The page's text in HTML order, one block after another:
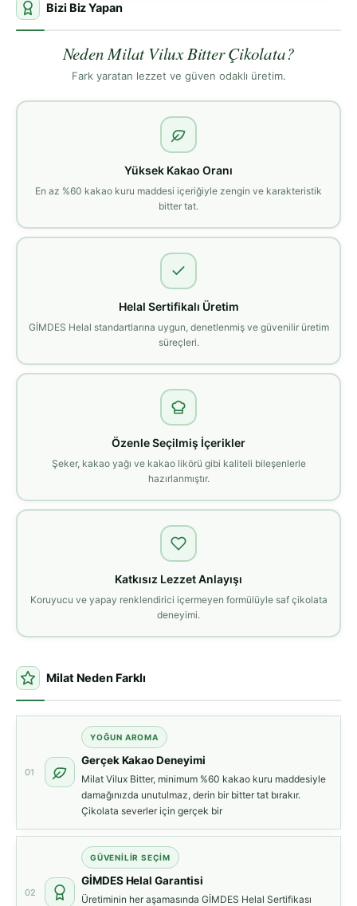
Bizi Biz Yapan
Neden Milat Vilux Bitter Çikolata?
Fark yaratan lezzet ve güven odaklı üretim.
Yüksek Kakao Oranı
En az %60 kakao kuru maddesi içeriğiyle zengin ve karakteristik
bitter tat.
Helal Sertifikalı Üretim
GİMDES Helal standartlarına uygun, denetlenmiş ve güvenilir üretim
süreçleri.
Özenle Seçilmiş İçerikler
Şeker, kakao yağı ve kakao likörü gibi kaliteli bileşenlerle
hazırlanmıştır.
Katkısız Lezzet Anlayışı
Koruyucu ve yapay renklendirici içermeyen formülüyle saf çikolata
deneyimi.
Milat Neden Farklı
01
YOĞUN AROMA
Gerçek Kakao Deneyimi
Milat Vilux Bitter, minimum %60 kakao kuru maddesiyle
damağınızda unutulmaz, derin bir bitter tat bırakır.
Çikolata severler için gerçek bir
02
GÜVENILIR SEÇIM
GİMDES Helal Garantisi
Üretiminin her aşamasında GİMDES Helal Sertifikası